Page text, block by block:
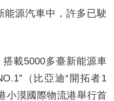
源汽車中，許多已駛
載5000多臺新能源車
（比亞迪“開拓者1
小漠國際物流港舉行首